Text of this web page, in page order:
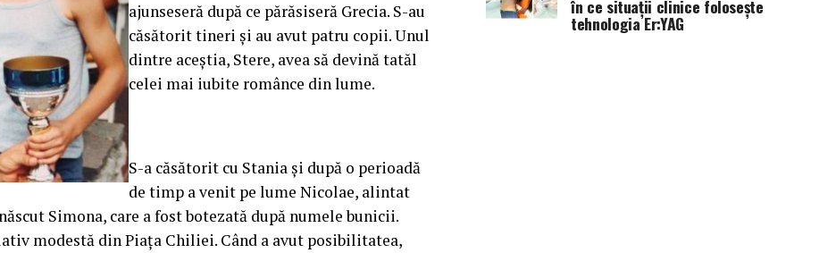
ajunseseră după ce părăsiseră Grecia. S-au
căsătorit tineri şi au avut patru copii. Unul
dintre aceştia, Stere, avea să devină tatăl
celei mai iubite românce din lume.
S-a căsătorit cu Stania şi după o perioadă
de timp a venit pe lume Nicolae, alintat
Simona, care a fost botezată după numele bunicii.
modestă din Piaţa Chiliei. Când a avut posibilitatea,
în ce situații clinice folosește
tehnologia Er:YAG